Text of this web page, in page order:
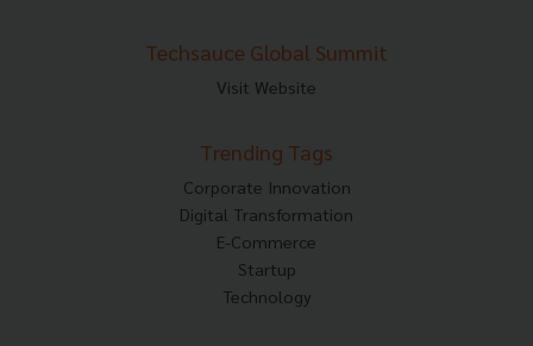
Techsauce Global Summit
Visit Website
Trending Tags
Corporate Innovation
Digital Transformation
E-Commerce
Startup
Technology